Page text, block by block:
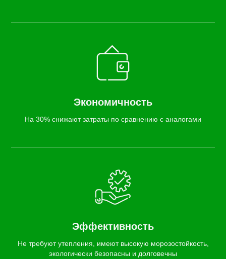
Экономичность
На 30% снижают затраты по сравнению с аналогами
Эффективность
Не требуют утепления, имеют высокую морозостойкость,
экологически безопасны и долговечны